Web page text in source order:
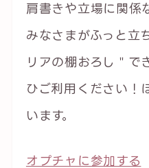
肩書きや立場に関係
みなさまがふっと立
リアの棚おろし＂で
ひご利用ください！
います。
オプチャに参加する